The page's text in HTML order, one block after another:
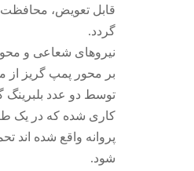
قابل تعویض،
گردد.
نیروهای شعاعی و
بر محور پمپ گریز از
توسط دو عدد
کاری شده که در یک
پروانه واقع شده اند
شود.